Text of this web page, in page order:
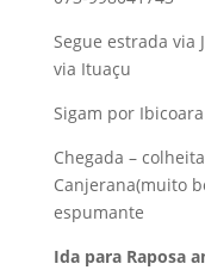
Segue estrada via
via Ituaçu
Sigam por Ibicoara
Chegada –
Canjerana(muito
espumante
Ida para Raposa